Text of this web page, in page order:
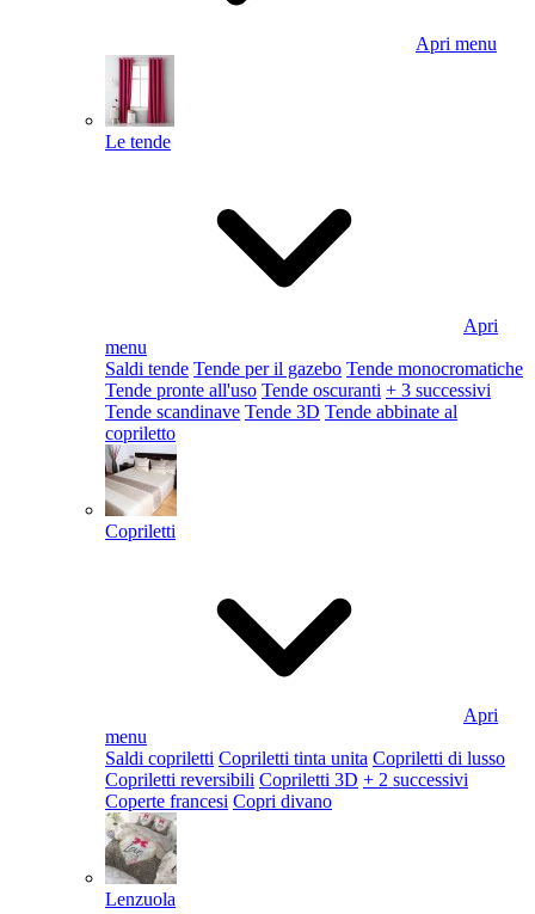
Apri menu
Le tende
Apri
menu
Saldi tende Tende per il gazebo Tende monocromatiche
Tende pronte all'uso Tende oscuranti + 3 successivi
Tende scandinave Tende 3D Tende abbinate al
copriletto
Copriletti
Apri
menu
Saldi copriletti Copriletti tinta unita Copriletti di lusso
Copriletti reversibili Copriletti 3D + 2 successivi
Coperte francesi Copri divano
Lenzuola